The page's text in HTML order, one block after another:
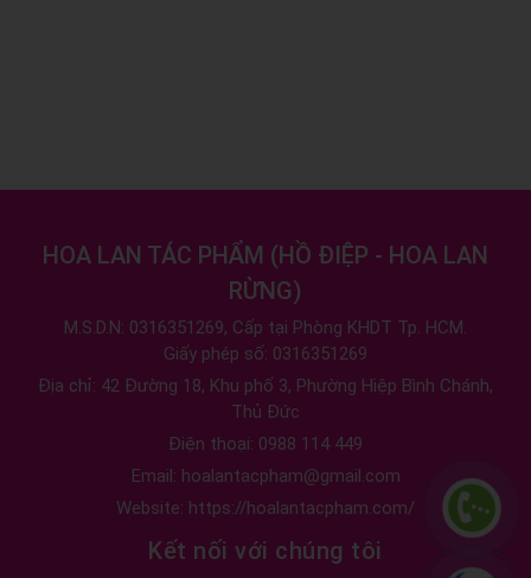
HOA LAN TÁC PHẨM (HỒ ĐIỆP - HOA LAN
RỪNG)
M.S.D.N: 0316351269, Cấp tại Phòng KHDT Tp. HCM.
Giấy phép số: 0316351269
Địa chỉ: 42 Đường 18, Khu phố 3, Phường Hiệp Bình Chánh,
Thủ Đức
Điện thoại: 0988 114 449
Email: hoalantacpham@gmail.com
Website: https://hoalantacpham.com/
Kết nối với chúng tôi